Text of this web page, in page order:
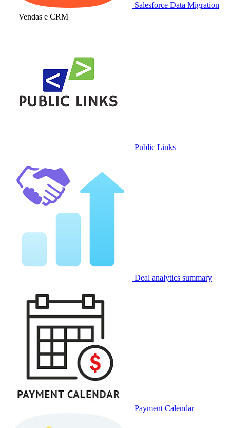
Salesforce Data Migration
Vendas e CRM
Public Links
Deal analytics summary
Payment Calendar